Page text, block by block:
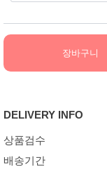
장바구니
DELIVERY INFO
상품검수
배송기간